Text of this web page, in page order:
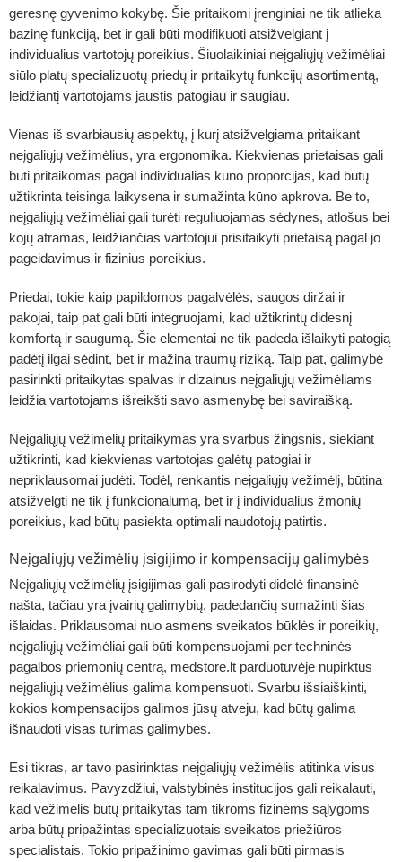
geresnę gyvenimo kokybę. Šie pritaikomi įrenginiai ne tik atlieka
bazinę funkciją, bet ir gali būti modifikuoti atsižvelgiant į
individualius vartotojų poreikius. Šiuolaikiniai neįgaliųjų vežimėliai
siūlo platų specializuotų priedų ir pritaikytų funkcijų asortimentą,
leidžiantį vartotojams jaustis patogiau ir saugiau.
Vienas iš svarbiausių aspektų, į kurį atsižvelgiama pritaikant
neįgaliųjų vežimėlius, yra ergonomika. Kiekvienas prietaisas gali
būti pritaikomas pagal individualias kūno proporcijas, kad būtų
užtikrinta teisinga laikysena ir sumažinta kūno apkrova. Be to,
neįgaliųjų vežimėliai gali turėti reguliuojamas sėdynes, atlošus bei
kojų atramas, leidžiančias vartotojui prisitaikyti prietaisą pagal jo
pageidavimus ir fizinius poreikius.
Priedai, tokie kaip papildomos pagalvėlės, saugos diržai ir
pakojai, taip pat gali būti integruojami, kad užtikrintų didesnį
komfortą ir saugumą. Šie elementai ne tik padeda išlaikyti patogią
padėtį ilgai sėdint, bet ir mažina traumų riziką. Taip pat, galimybė
pasirinkti pritaikytas spalvas ir dizainus neįgaliųjų vežimėliams
leidžia vartotojams išreikšti savo asmenybę bei saviraišką.
Neįgaliųjų vežimėlių pritaikymas yra svarbus žingsnis, siekiant
užtikrinti, kad kiekvienas vartotojas galėtų patogiai ir
nepriklausomai judėti. Todėl, renkantis neįgaliųjų vežimėlį, būtina
atsižvelgti ne tik į funkcionalumą, bet ir į individualius žmonių
poreikius, kad būtų pasiekta optimali naudotojų patirtis.
Neįgaliųjų vežimėlių įsigijimo ir kompensacijų galimybės
Neįgaliųjų vežimėlių įsigijimas gali pasirodyti didelė finansinė
našta, tačiau yra įvairių galimybių, padedančių sumažinti šias
išlaidas. Priklausomai nuo asmens sveikatos būklės ir poreikių,
neįgaliųjų vežimėliai gali būti kompensuojami per techninės
pagalbos priemonių centrą, medstore.lt parduotuvėje nupirktus
neįgaliųjų vežimėlius galima kompensuoti. Svarbu išsiaiškinti,
kokios kompensacijos galimos jūsų atveju, kad būtų galima
išnaudoti visas turimas galimybes.
Esi tikras, ar tavo pasirinktas neįgaliųjų vežimėlis atitinka visus
reikalavimus. Pavyzdžiui, valstybinės institucijos gali reikalauti,
kad vežimėlis būtų pritaikytas tam tikroms fizinėms sąlygoms
arba būtų pripažintas specializuotais sveikatos priežiūros
specialistais. Tokio pripažinimo gavimas gali būti pirmasis